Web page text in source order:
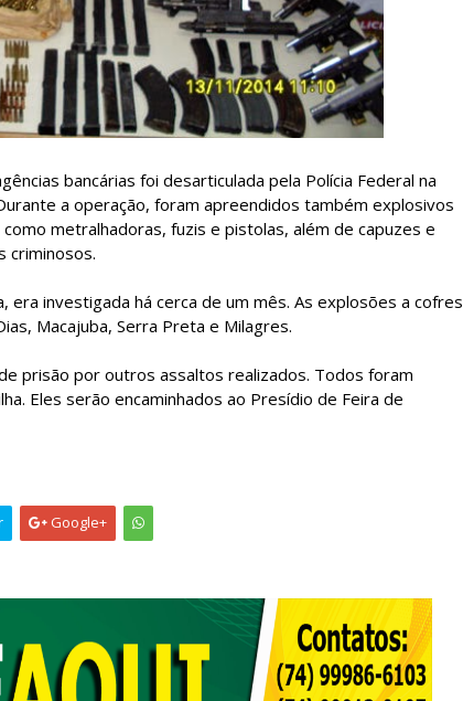
bancárias foi desarticulada pela Polícia Federal na
a operação, foram apreendidos também explosivos
metralhadoras, fuzis e pistolas, além de capuzes e
criminosos.
era investigada há cerca de um mês. As explosões a cofres
Macajuba, Serra Preta e Milagres.
prisão por outros assaltos realizados. Todos foram
Eles serão encaminhados ao Presídio de Feira de
Google+